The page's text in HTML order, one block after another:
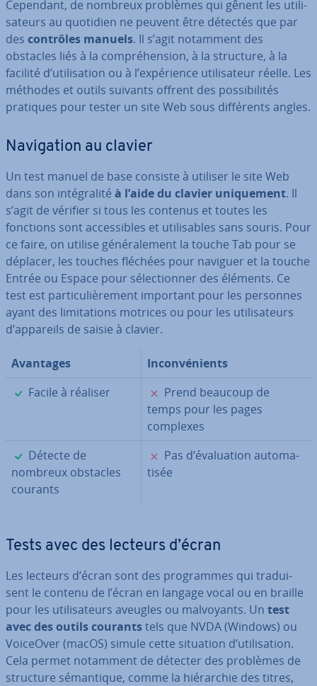
Cependant, de nombreux problèmes qui gênent les uti­li­
sa­teurs au quotidien ne peuvent être détectés que par
des contrôles manuels. Il s’agit notamment des
obstacles liés à la com­pré­hen­sion, à la structure, à la
facilité d’uti­li­sa­tion ou à l’ex­pé­rience uti­li­sa­teur réelle. Les
méthodes et outils suivants offrent des pos­si­bi­li­tés
pratiques pour tester un site Web sous dif­fé­rents angles.
Na­vi­ga­tion au clavier
Un test manuel de base consiste à utiliser le site Web
dans son in­té­gra­lité à l’aide du clavier uni­que­ment. Il
s’agit de vérifier si tous les contenus et toutes les
fonctions sont ac­ces­sibles et uti­li­sables sans souris. Pour
ce faire, on utilise gé­né­ra­le­ment la touche Tab pour se
déplacer, les touches fléchées pour naviguer et la touche
Entrée ou Espace pour sé­lec­tion­ner des éléments. Ce
test est par­ti­cu­liè­re­ment important pour les personnes
ayant des li­mi­ta­tions motrices ou pour les uti­li­sa­teurs
d’appareils de saisie à clavier.
Avantages
In­con­vé­nients
✓
Facile à réaliser ✗
Prend beaucoup de
temps pour les pages
complexes
✓
Détecte de
nombreux obstacles
courants
✗
Pas d’éva­lua­tion au­to­ma­
ti­sée
Tests avec des lecteurs d’écran
Les lecteurs d’écran sont des pro­grammes qui tra­dui­
sent le contenu de l’écran en langage vocal ou en braille
pour les uti­li­sa­teurs aveugles ou mal­voyants. Un test
avec des outils courantstels que NVDA (Windows) ou
VoiceOver (macOS) simule cette situation d’uti­li­sa­tion.
Cela permet notamment de détecter des problèmes de
structure sé­man­tique, comme la hié­rar­chie des titres,